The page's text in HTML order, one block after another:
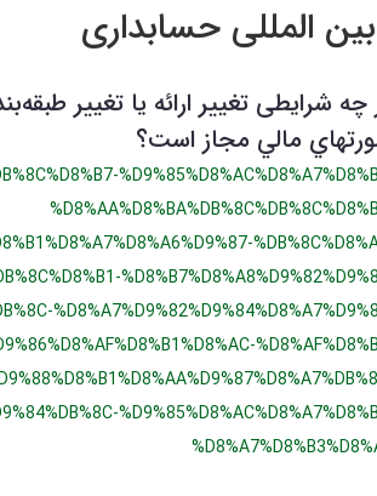
المللی حسابداری
چه شرایطی تغییر ارائه یا تغییر
مالي مجاز است؟